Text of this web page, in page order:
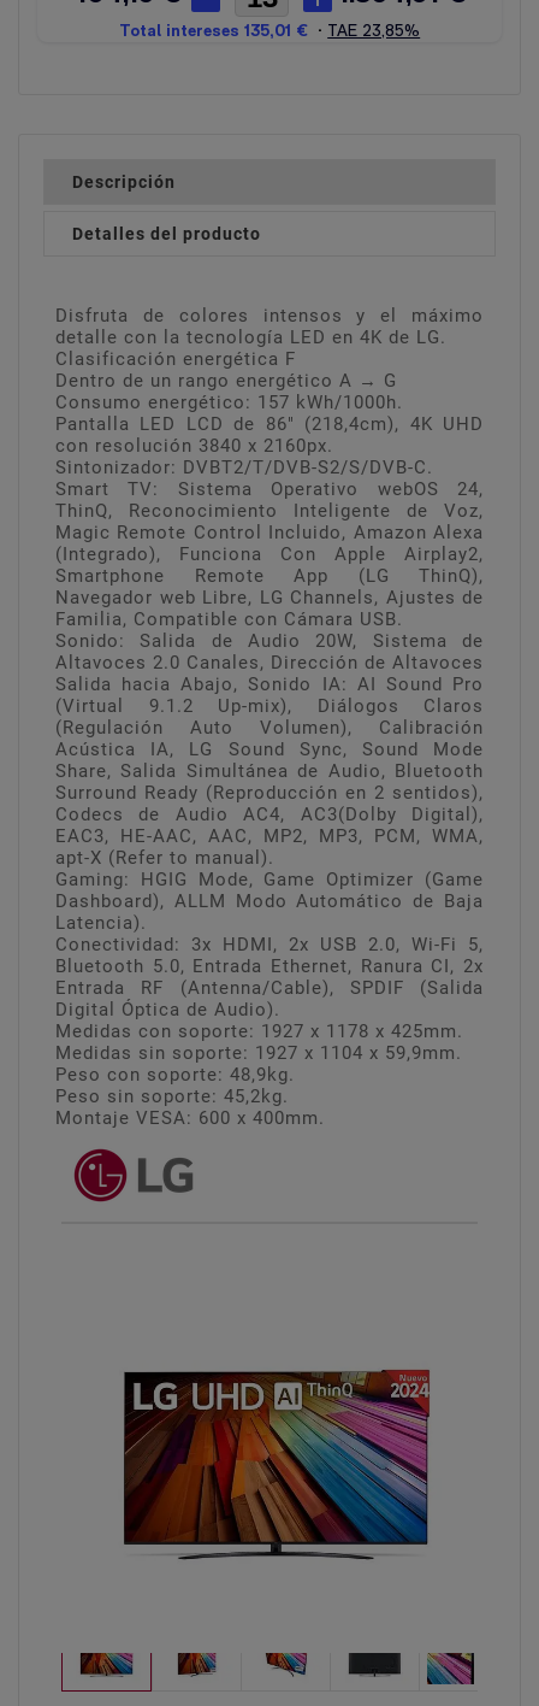
Descripción
Detalles del producto
Disfruta de colores intensos y el máximo
detalle con la tecnología LED en 4K de LG.
Clasificación energética F
Dentro de un rango energético A → G
Consumo energético: 157 kWh/1000h.
Pantalla LED LCD de 86" (218,4cm), 4K UHD
con resolución 3840 x 2160px.
Sintonizador: DVBT2/T/DVB-S2/S/DVB-C.
Smart TV: Sistema Operativo webOS 24,
ThinQ, Reconocimiento Inteligente de Voz,
Magic Remote Control Incluido, Amazon Alexa
(Integrado), Funciona Con Apple Airplay2,
Smartphone Remote App
(LG ThinQ),
Navegador web Libre, LG Channels, Ajustes de
Familia, Compatible con Cámara USB.
Sonido: Salida de Audio 20W, Sistema de
Altavoces 2.0 Canales, Dirección de Altavoces
Salida hacia Abajo, Sonido IA: AI Sound Pro
(Virtual 9.1.2 Up-mix), Diálogos Claros
(Regulación Auto Volumen), Calibración
Acústica IA, LG Sound Sync, Sound Mode
Share, Salida Simultánea de Audio, Bluetooth
Surround Ready (Reproducción en 2 sentidos),
Codecs de Audio AC4, AC3(Dolby Digital),
EAC3, HE-AAC, AAC, MP2, MP3, PCM, WMA,
apt-X (Refer to manual).
Gaming: HGIG Mode, Game Optimizer (Game
Dashboard), ALLM Modo Automático de Baja
Latencia).
Conectividad: 3x HDMI, 2x USB 2.0, Wi-Fi 5,
Bluetooth 5.0, Entrada Ethernet, Ranura CI, 2x
Entrada RF (Antenna/Cable), SPDIF (Salida
Digital Óptica de Audio).
Medidas con soporte: 1927 x 1178 x 425mm.
Medidas sin soporte: 1927 x 1104 x 59,9mm.
Peso con soporte: 48,9kg.
Peso sin soporte: 45,2kg.
Montaje VESA: 600 x 400mm.